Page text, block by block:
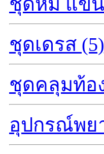
ชุดเดรส (5)
ชุดคลุมท้อ
อุปกรณ์พย